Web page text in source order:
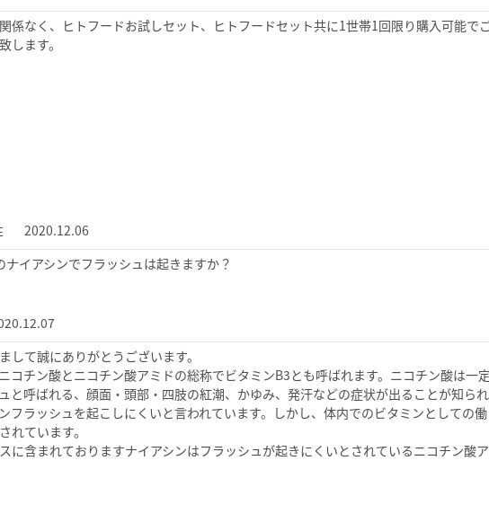
係なく、ヒトフードお試しセット、ヒトフードセット共に1世帯1回限り購入可能でご
します。
2020.12.06
ナイアシンでフラッシュは起きますか？
して誠にありがとうございます。
コチン酸とニコチン酸アミドの総称でビタミンB3とも呼ばれます。ニコチン酸は一
と呼ばれる、顔面・頭部・四肢の紅潮、かゆみ、発汗などの症状が出ることが知ら
フラッシュを起こしにくいと言われています。しかし、体内でのビタミンとしての
れています。
に含まれておりますナイアシンはフラッシュが起きにくいとされているニコチン酸ア